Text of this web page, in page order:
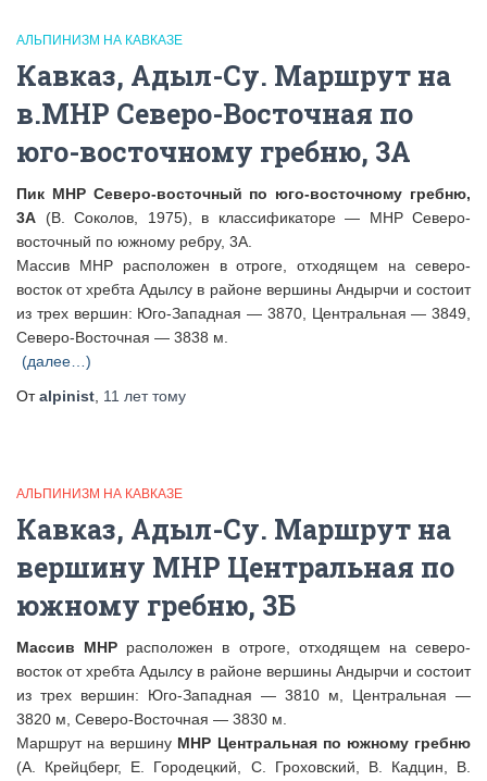
АЛЬПИНИЗМ НА КАВКАЗЕ
Кавказ, Адыл-Су. Маршрут на
в.МНР Северо-Восточная по
юго-восточному гребню, 3А
Пик МНР Северо-восточный по юго-восточному гребню,
3А (В. Соколов, 1975), в классификаторе — МНР Северо-
восточный по южному ребру, 3А.
Массив МНР расположен в отроге, отходящем на северо-
восток от хребта Адылсу в районе вершины Андырчи и состоит
из трех вершин: Юго-Западная — 3870, Центральная — 3849,
Северо-Восточная — 3838 м.
(далее…)
Отalpinist 11 леттому
АЛЬПИНИЗМ НА КАВКАЗЕ
Кавказ, Адыл-Су. Маршрут на
вершину МНР Центральная по
южному гребню, 3Б
Массив МНР расположен в отроге, отходящем на северо-
восток от хребта Адылсу в районе вершины Андырчи и состоит
из трех вершин: Юго-Западная — 3810 м, Центральная —
3820 м, Северо-Восточная — 3830 м.
Маршрут на вершину МНР Центральная по южному гребню
(А. Крейцберг, Е. Городецкий, С. Гроховский, В. Кадцин, В.